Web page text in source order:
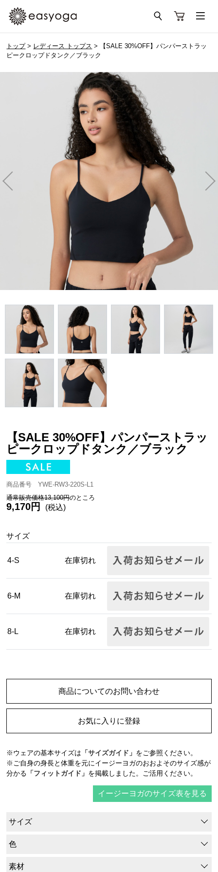
トップ> レディース トップス > 【SALE 30%OFF】パンパーストラッ
ピークロップドタンク／ブラック
【SALE 30%OFF】パンパーストラッ
ピークロップドタンク／ブラック
商品番号 YWE-RW3-220S-L1
通常販売価格13,100円のところ
9,170円 (税込)
サイズ
4-S 在庫切れ
6-M 在庫切れ
8-L 在庫切れ
商品についてのお問い合わせ
お気に入りに登録
※ウェアの基本サイズは 「サイズガイド」 をご参照ください。
※ご自身の身長と体重を元にイージーヨガのおおよそのサイズ感が
分かる 「フィットガイド」 を掲載しました。ご活用ください。
イージーヨガのサイズ表を見る
サイズ
色
素材